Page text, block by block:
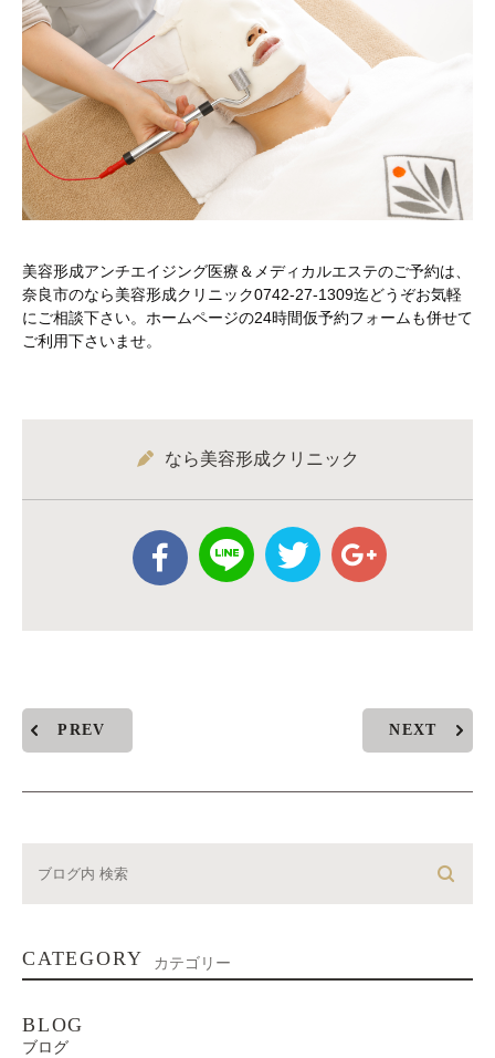
美容形成アンチエイジング医療＆メディカルエステのご予約は、
奈良市のなら美容形成クリニック0742-27-1309迄どうぞお気軽
にご相談下さい。ホームページの24時間仮予約フォームも併せて
ご利用下さいませ。
なら美容形成クリニック
PREV NEXT
CATEGORY カテゴリー
BLOG
ブログ